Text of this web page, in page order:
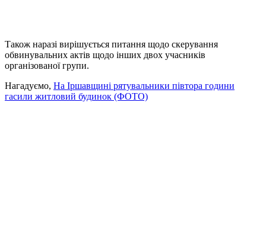
Також наразі вирішується питання щодо скерування
обвинувальних актів щодо інших двох учасників
організованої групи.
Нагадуємо, На Іршавщині рятувальники півтора години
гасили житловий будинок (ФОТО)